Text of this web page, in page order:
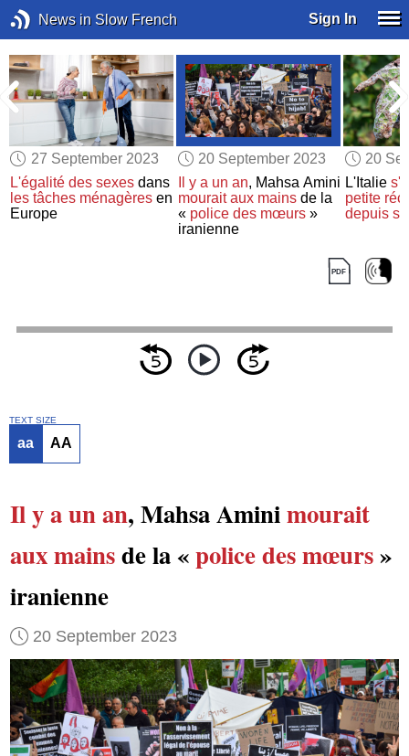
News in Slow French Sign In
27 September 2023
L'égalité des sexes dans
les tâches ménagères en
Europe
20 September 2023
Il y a un an, Mahsa Amini
mourait aux mainsde la
« police des mœurs»
iranienne
20
L'Italie
petite
depuis
TEXT SIZE
aa AA
Il y a un an, Mahsa Aminimourait
aux mainsde la «police des mœurs»
iranienne
20 September 2023